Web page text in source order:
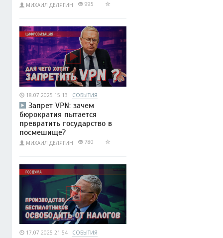
МИХАИЛ ДЕЛЯГИН 995
18.07.2025 15:13 СОБЫТИЯ
Запрет VPN: зачем
бюрократия пытается
превратить государство в
посмешище?
МИХАИЛ ДЕЛЯГИН 780
17.07.2025 21:54 СОБЫТИЯ